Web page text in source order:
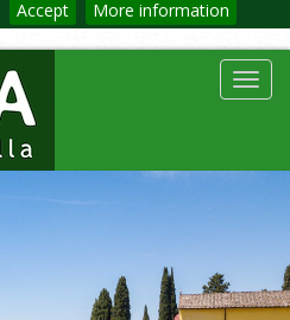
Accept More information